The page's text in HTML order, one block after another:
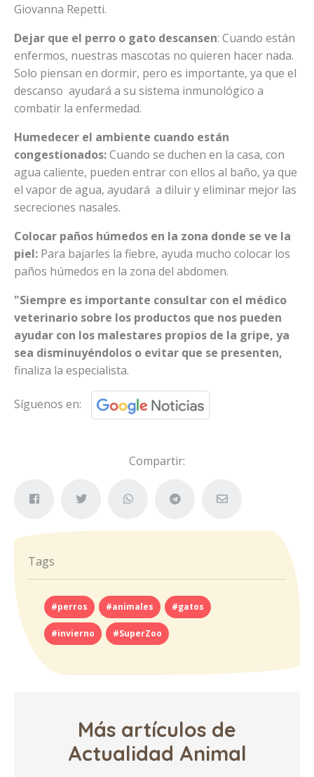
Giovanna Repetti.
Dejar que el perro o gato descansen: Cuando están
enfermos, nuestras mascotas no quieren hacer nada.
Solo piensan en dormir, pero es importante, ya que el
descanso ayudará a su sistema inmunológico a
combatir la enfermedad.
Humedecer el ambiente cuando están
congestionados:Cuando se duchen en la casa, con
agua caliente, pueden entrar con ellos al baño, ya que
el vapor de agua, ayudará a diluir y eliminar mejor las
secreciones nasales.
Colocar paños húmedos en la zona donde se ve la
piel: Para bajarles la fiebre, ayuda mucho colocar los
paños húmedos en la zona del abdomen.
"Siempre es importante consultar con el médico
veterinario sobre los productos que nos pueden
ayudar con los malestares propios de la gripe, ya
sea disminuyéndolos o evitar que se presenten,
finaliza la especialista.
Síguenos en:
Compartir:
Tags
#perros #animales #gatos
#invierno #SuperZoo
Más artículos de
Actualidad Animal